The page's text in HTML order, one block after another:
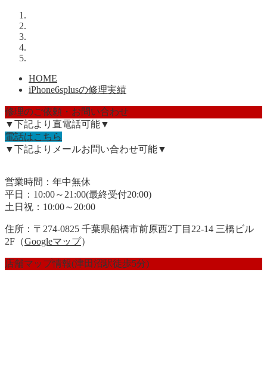
HOME
iPhone6splusの修理実績
修理のご依頼・お問い合わせ
▼下記より直電話可能▼
電話はこちら
▼下記よりメールお問い合わせ可能▼
営業時間：年中無休
平日：10:00～21:00(最終受付20:00)
土日祝：10:00～20:00
住所：〒274-0825 千葉県船橋市前原西2丁目22-14 三橋ビル
2F（Googleマップ）
店舗マップ情報(津田沼駅徒歩5分)